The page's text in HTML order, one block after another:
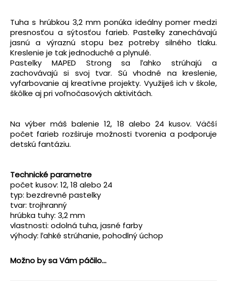
Tuha s hrúbkou 3,2 mm ponúka ideálny pomer medzi
presnosťou a sýtosťou farieb. Pastelky zanechávajú
jasnú a výraznú stopu bez potreby silného tlaku.
Kreslenie je tak jednoduché a plynulé.
Pastelky MAPED Strong sa ľahko strúhajú a
zachovávajú si svoj tvar. Sú vhodné na kreslenie,
vyfarbovanie aj kreatívne projekty. Využiješ ich v škole,
škôlke aj pri voľnočasových aktivitách.
Na výber máš balenie 12, 18 alebo 24 kusov. Väčší
počet farieb rozširuje možnosti tvorenia a podporuje
detskú fantáziu.
Technické parametre
počet kusov: 12, 18 alebo 24
typ: bezdrevné pastelky
tvar: trojhranný
hrúbka tuhy: 3,2 mm
vlastnosti: odolná tuha, jasné farby
výhody: ľahké strúhanie, pohodlný úchop
Možno by sa Vám páčilo...